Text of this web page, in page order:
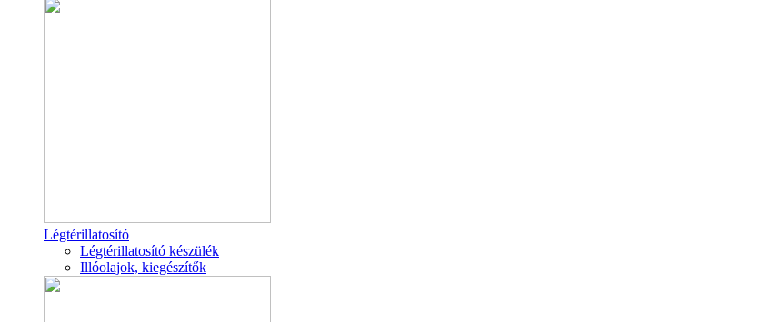
Légtérillatosító
Légtérillatosító készülék
Illóolajok, kiegészítők